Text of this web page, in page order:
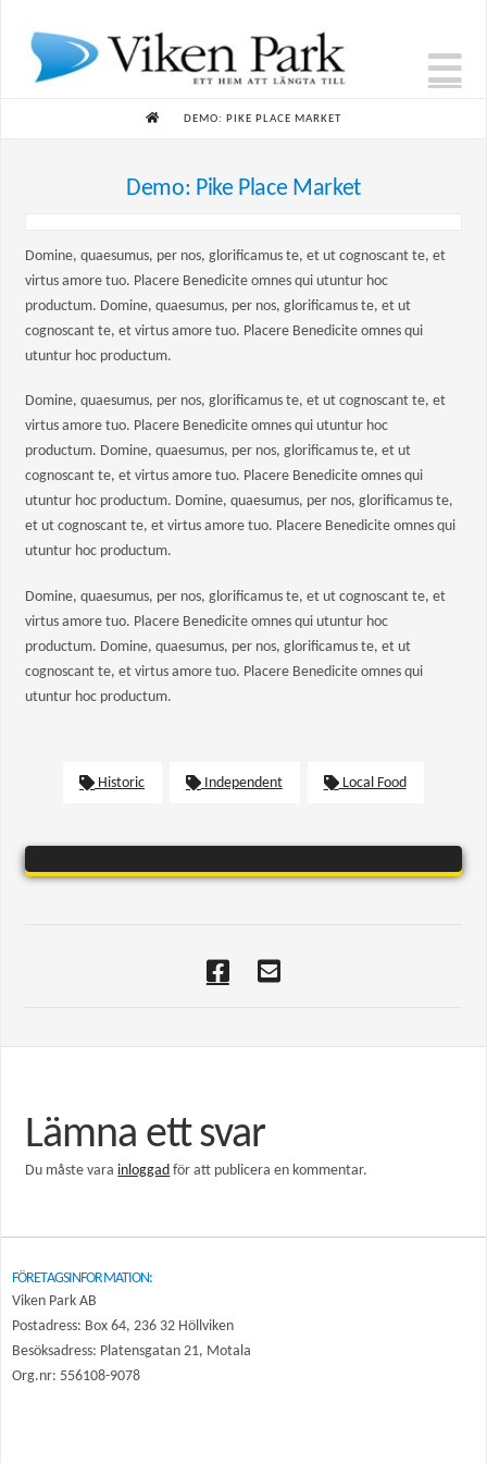
HOMEDEMO: PIKE PLACE MARKET
Demo: Pike Place Market
Domine, quaesumus, per nos, glorificamus te, et ut cognoscant te, et
virtus amore tuo. Placere Benedicite omnes qui utuntur hoc
productum. Domine, quaesumus, per nos, glorificamus te, et ut
cognoscant te, et virtus amore tuo. Placere Benedicite omnes qui
utuntur hoc productum.
Domine, quaesumus, per nos, glorificamus te, et ut cognoscant te, et
virtus amore tuo. Placere Benedicite omnes qui utuntur hoc
productum. Domine, quaesumus, per nos, glorificamus te, et ut
cognoscant te, et virtus amore tuo. Placere Benedicite omnes qui
utuntur hoc productum. Domine, quaesumus, per nos, glorificamus te,
et ut cognoscant te, et virtus amore tuo. Placere Benedicite omnes qui
utuntur hoc productum.
Domine, quaesumus, per nos, glorificamus te, et ut cognoscant te, et
virtus amore tuo. Placere Benedicite omnes qui utuntur hoc
productum. Domine, quaesumus, per nos, glorificamus te, et ut
cognoscant te, et virtus amore tuo. Placere Benedicite omnes qui
utuntur hoc productum.
Historic Independent Local Food
Lämna ett svar
Du måste vara inloggad för att publicera en kommentar.
FÖRETAGSINFORMATION:
Viken Park AB
Postadress: Box 64, 236 32 Höllviken
Besöksadress: Platensgatan 21, Motala
Org.nr: 556108-9078